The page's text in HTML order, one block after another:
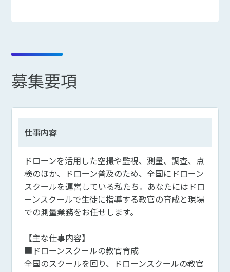
募集要項
仕事内容
ドローンを活用した空撮や監視、測量、調査、点
検のほか、ドローン普及のため、全国にドローン
スクールを運営している私たち。あなたにはドロ
ーンスクールで生徒に指導する教官の育成と現場
での測量業務をお任せします。
【主な仕事内容】
■ドローンスクールの教官育成
全国のスクールを回り、ドローンスクールの教官